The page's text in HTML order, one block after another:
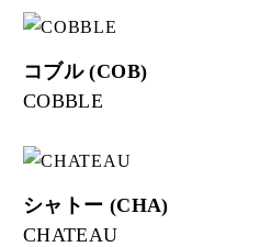
コブル (COB)
COBBLE
シャトー (CHA)
CHATEAU